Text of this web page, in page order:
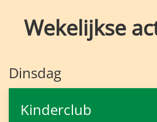
Wekelijkse
Dinsdag
Kinderclub